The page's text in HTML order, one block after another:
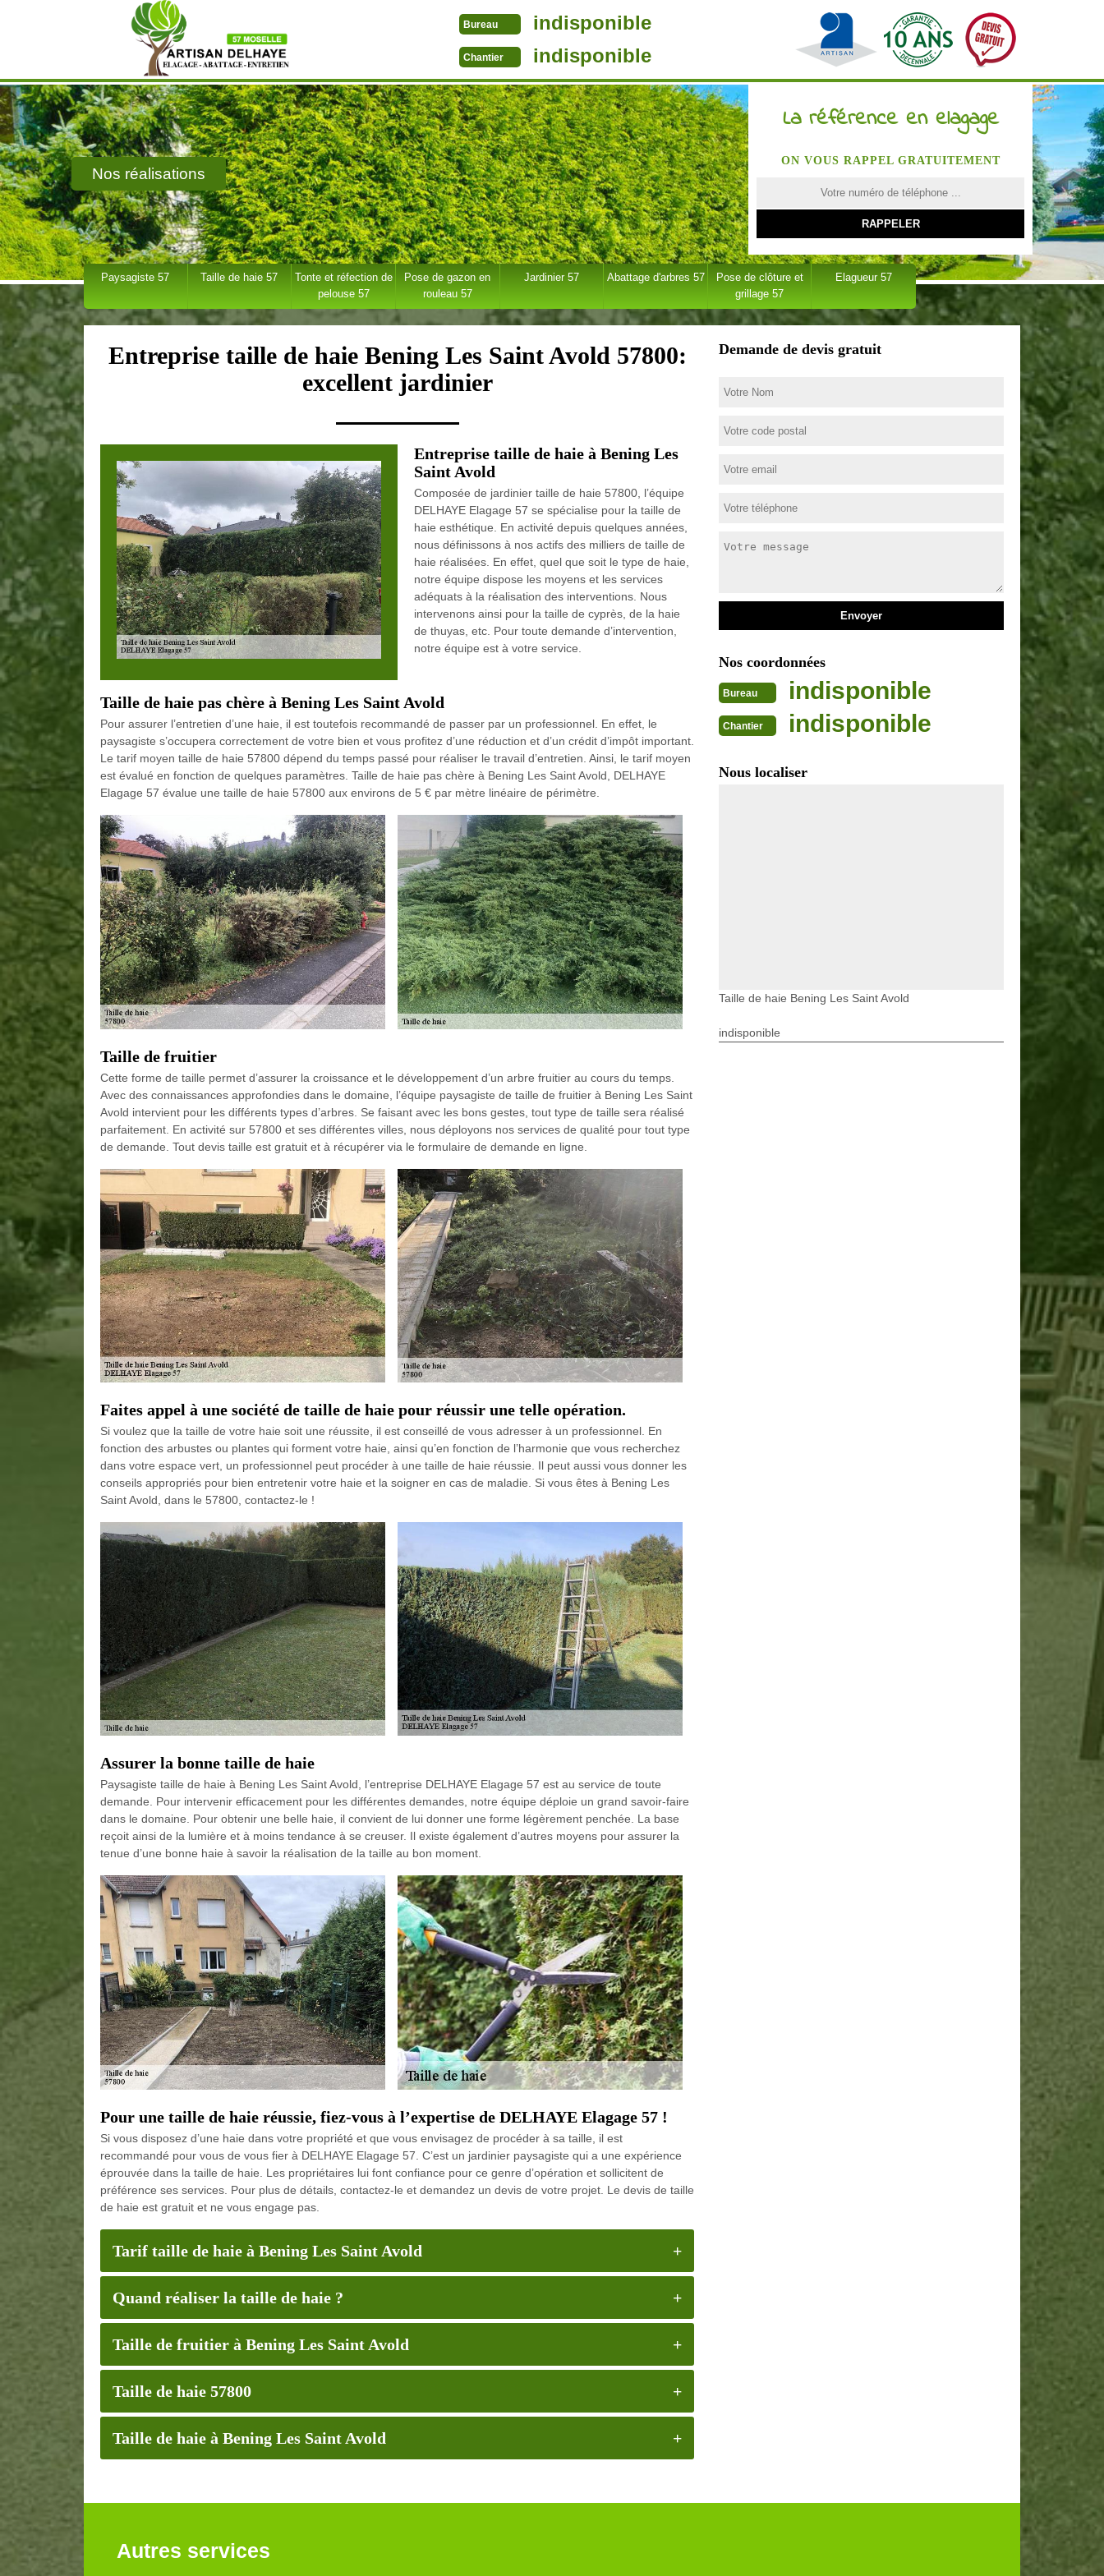
Bureau indisponible
Chantier indisponible
Nos réalisations
La référence en elagage
ON VOUS RAPPEL GRATUITEMENT
Paysagiste 57 Taille de haie 57
Tonte et réfection de
pelouse 57
Pose de gazon en
rouleau 57
Jardinier 57 Abattage d'arbres 57
Pose de clôture et
grillage 57
Elagueur 57
Entreprise taille de haie Bening Les Saint Avold 57800:
excellent jardinier
Entreprise taille de haie à Bening Les
Saint Avold
Composée de jardinier taille de haie 57800, l’équipe
DELHAYE Elagage 57 se spécialise pour la taille de
haie esthétique. En activité depuis quelques années,
nous définissons à nos actifs des milliers de taille de
haie réalisées. En effet, quel que soit le type de haie,
notre équipe dispose les moyens et les services
adéquats à la réalisation des interventions. Nous
intervenons ainsi pour la taille de cyprès, de la haie
de thuyas, etc. Pour toute demande d’intervention,
notre équipe est à votre service.
Taille de haie pas chère à Bening Les Saint Avold
Pour assurer l’entretien d’une haie, il est toutefois recommandé de passer par un professionnel. En effet, le
paysagiste s’occupera correctement de votre bien et vous profitez d’une réduction et d’un crédit d’impôt important.
Le tarif moyen taille de haie 57800 dépend du temps passé pour réaliser le travail d’entretien. Ainsi, le tarif moyen
est évalué en fonction de quelques paramètres. Taille de haie pas chère à Bening Les Saint Avold, DELHAYE
Elagage 57 évalue une taille de haie 57800 aux environs de 5 € par mètre linéaire de périmètre.
Taille de fruitier
Cette forme de taille permet d’assurer la croissance et le développement d’un arbre fruitier au cours du temps.
Avec des connaissances approfondies dans le domaine, l’équipe paysagiste de taille de fruitier à Bening Les Saint
Avold intervient pour les différents types d’arbres. Se faisant avec les bons gestes, tout type de taille sera réalisé
parfaitement. En activité sur 57800 et ses différentes villes, nous déployons nos services de qualité pour tout type
de demande. Tout devis taille est gratuit et à récupérer via le formulaire de demande en ligne.
Faites appel à une société de taille de haie pour réussir une telle opération.
Si voulez que la taille de votre haie soit une réussite, il est conseillé de vous adresser à un professionnel. En
fonction des arbustes ou plantes qui forment votre haie, ainsi qu’en fonction de l’harmonie que vous recherchez
dans votre espace vert, un professionnel peut procéder à une taille de haie réussie. Il peut aussi vous donner les
conseils appropriés pour bien entretenir votre haie et la soigner en cas de maladie. Si vous êtes à Bening Les
Saint Avold, dans le 57800, contactez-le !
Assurer la bonne taille de haie
Paysagiste taille de haie à Bening Les Saint Avold, l’entreprise DELHAYE Elagage 57 est au service de toute
demande. Pour intervenir efficacement pour les différentes demandes, notre équipe déploie un grand savoir-faire
dans le domaine. Pour obtenir une belle haie, il convient de lui donner une forme légèrement penchée. La base
reçoit ainsi de la lumière et à moins tendance à se creuser. Il existe également d’autres moyens pour assurer la
tenue d’une bonne haie à savoir la réalisation de la taille au bon moment.
Pour une taille de haie réussie, fiez-vous à l’expertise de DELHAYE Elagage 57 !
Si vous disposez d’une haie dans votre propriété et que vous envisagez de procéder à sa taille, il est
recommandé pour vous de vous fier à DELHAYE Elagage 57. C’est un jardinier paysagiste qui a une expérience
éprouvée dans la taille de haie. Les propriétaires lui font confiance pour ce genre d’opération et sollicitent de
préférence ses services. Pour plus de détails, contactez-le et demandez un devis de votre projet. Le devis de taille
de haie est gratuit et ne vous engage pas.
Tarif taille de haie à Bening Les Saint Avold
Quand réaliser la taille de haie ?
Taille de fruitier à Bening Les Saint Avold
Taille de haie 57800
Taille de haie à Bening Les Saint Avold
Demande de devis gratuit
Nos coordonnées
Bureau indisponible
Chantier indisponible
Nous localiser
Taille de haie Bening Les Saint Avold
indisponible
Autres services